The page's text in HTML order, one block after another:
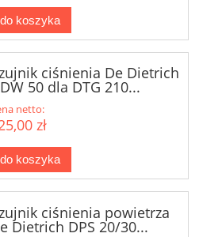
do koszyka
ciśnienia De Dietrich
50 dla DTG 210...
netto:
zł
do koszyka
ciśnienia powietrza
Dietrich DPS 20/30...